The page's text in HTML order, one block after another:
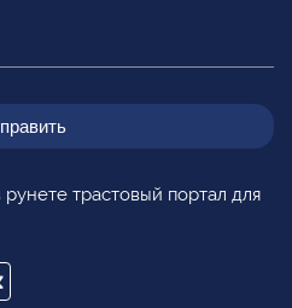
трастовый портал для